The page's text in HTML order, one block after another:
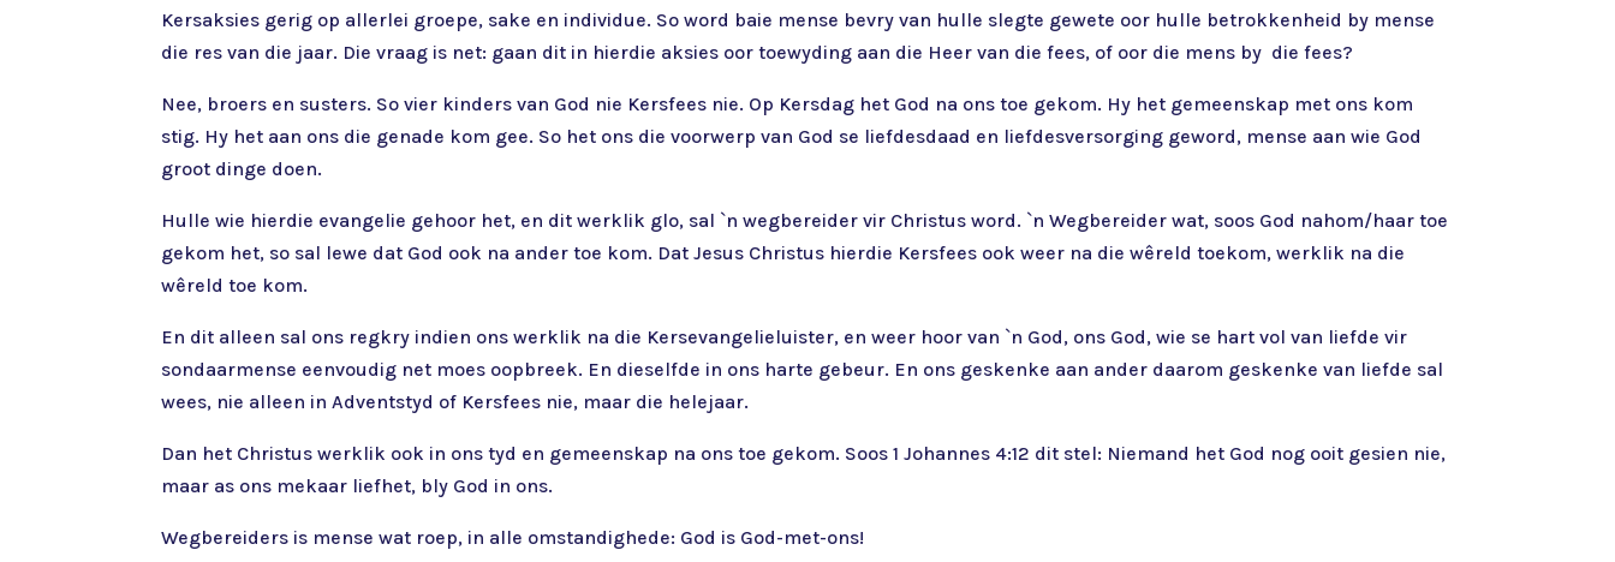
Kersaksies gerig op allerlei groepe, sake en individue. So word baie mense bevry van hulle slegte gewete oor hulle betrokkenheid by mense
die res van die jaar. Die vraag is net: gaan dit in hierdie aksies oor toewyding aan die Heer van die fees, of oor die mens by die fees?
Nee, broers en susters. So vier kinders van God nie Kersfees nie. Op Kersdag het God na ons toe gekom. Hy het gemeenskap met ons kom
stig. Hy het aan ons die genade kom gee. So het ons die voorwerp van God se liefdesdaad en lief­desversorging geword, mense aan wie God
groot dinge doen.
Hulle wie hierdie evangelie gehoor het, en dit werklik glo, sal `n wegbereider vir Christus word. `n Wegbereider wat, soos God nahom/haar toe
gekom het, so sal lewe dat God ook na ander toe kom. Dat Jesus Christus hierdie Kersfees ook weer na die wêreld toekom, werklik na die
wêreld toe kom.
En dit alleen sal ons regkry indien ons werklik na die Kersevangelieluister, en weer hoor van `n God, ons God, wie se hart vol van liefde vir
sondaarmense eenvoudig net moes oopbreek. En dieselfde in ons harte gebeur. En ons geskenke aan ander daarom geskenke van liefde sal
wees, nie alleen in Adventstyd of Kersfees nie, maar die helejaar.
Dan het Christus werklik ook in ons tyd en gemeenskap na ons toe gekom. Soos 1 Johannes 4:12 dit stel: Niemand het God nog ooit gesien nie,
maar as ons mekaar liefhet, bly God in ons.
Wegbereiders is mense wat roep, in alle omstandighede: God is God-met-ons!